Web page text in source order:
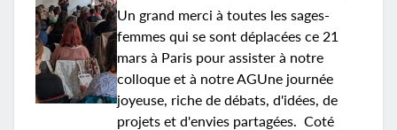
Un grand merci à toutes les sages-
femmes qui se sont déplacées ce 21
mars à Paris pour assister à notre
colloque et à notre AGUne journée
joyeuse, riche de débats, d'idées, de
projets et d'envies partagées. Coté